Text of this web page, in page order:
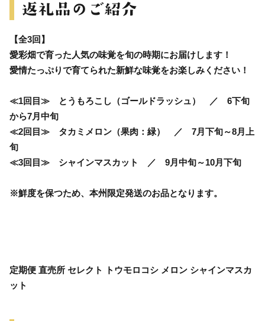
【全3回】
愛彩畑で育った人気の味覚を旬の時期にお届けします！
愛情たっぷりで育てられた新鮮な味覚をお楽しみください！
≪1回目≫ とうもろこし（ゴールドラッシュ） ／ 6下旬
から7月中旬
≪2回目≫ タカミメロン（果肉：緑） ／ 7月下旬～8月上
旬
≪3回目≫ シャインマスカット ／ 9月中旬～10月下旬
※鮮度を保つため、本州限定発送のお品となります。
定期便 直売所 セレクト トウモロコシ メロン シャインマスカ
ット